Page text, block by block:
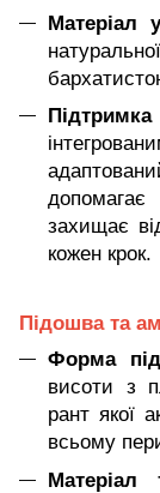
Матеріал
Підтримка
допомагає
захищає
кожен крок.
Підошва та
Форма
висоти з
рант якої
всьому
Матеріал